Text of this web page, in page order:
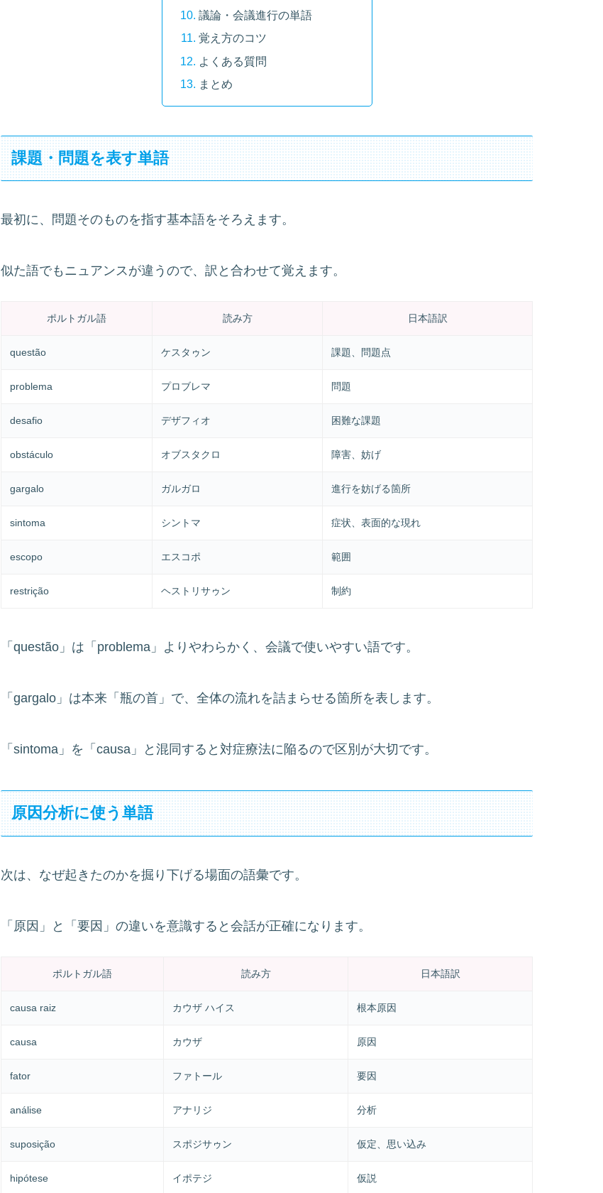
議論・会議進行の単語
覚え方のコツ
よくある質問
まとめ
課題・問題を表す単語
最初に、問題そのものを指す基本語をそろえます。
似た語でもニュアンスが違うので、訳と合わせて覚えます。
ポルトガル語 読み方 日本語訳
questão ケスタゥン 課題、問題点
problema プロブレマ 問題
desafio デザフィオ 困難な課題
obstáculo オブスタクロ 障害、妨げ
gargalo ガルガロ 進行を妨げる箇所
sintoma シントマ 症状、表面的な現れ
escopo エスコポ 範囲
restrição ヘストリサゥン 制約
「questão」は「problema」よりやわらかく、会議で使いやすい語です。
「gargalo」は本来「瓶の首」で、全体の流れを詰まらせる箇所を表します。
「sintoma」を「causa」と混同すると対症療法に陥るので区別が大切です。
原因分析に使う単語
次は、なぜ起きたのかを掘り下げる場面の語彙です。
「原因」と「要因」の違いを意識すると会話が正確になります。
ポルトガル語 読み方 日本語訳
causa raiz カウザ ハイス 根本原因
causa カウザ 原因
fator ファトール 要因
análise アナリジ 分析
suposição スポジサゥン 仮定、思い込み
hipótese イポテジ 仮説